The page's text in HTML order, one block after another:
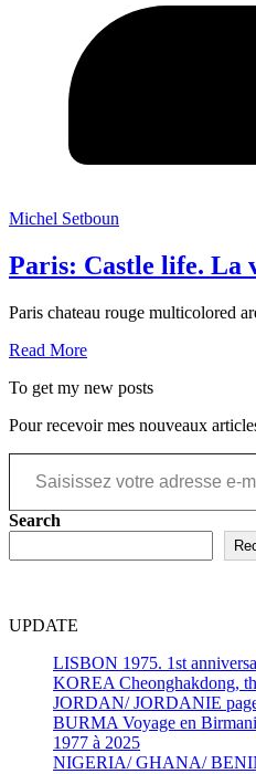
Michel Setboun
Paris: Castle life. La
Paris chateau rouge multicolored
Read More
To get my new posts
Pour recevoir mes nouveaux
Search
UPDATE
LISBON 1975. 1st
KOREA Cheonghakdong,
JORDAN/ JORDANIE
BURMA Voyage en
1977 à 2025
NIGERIA/ GHANA/